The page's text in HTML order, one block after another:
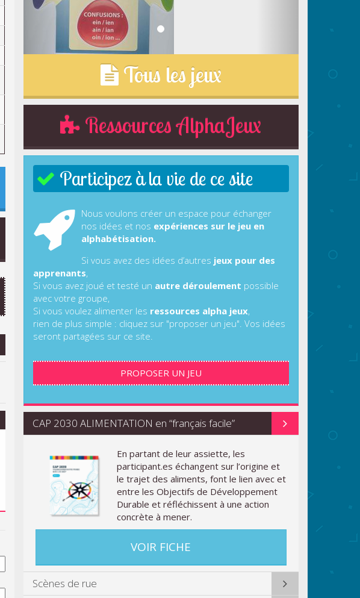
Tous les jeux
Ressources AlphaJeux
Participez à la vie de ce site
Nous voulons créer un espace pour échanger
nos idées et nos expériences sur le jeu en
alphabétisation.
Si vous avez des idées d’autres jeux pour des
apprenants,
Si vous avez joué et testé un autre déroulement possible
avec votre groupe,
Si vous voulez alimenter les ressources alpha jeux,
rien de plus simple : cliquez sur "proposer un jeu". Vos idées
seront partagées sur ce site.
PROPOSER UN JEU
CAP 2030 ALIMENTATION en “français facile”
En partant de leur assiette, les
participant.es échangent sur l’origine et
le trajet des aliments, font le lien avec et
entre les Objectifs de Développement
Durable et réfléchissent à une action
concrète à mener.
VOIR FICHE
Scènes de rue